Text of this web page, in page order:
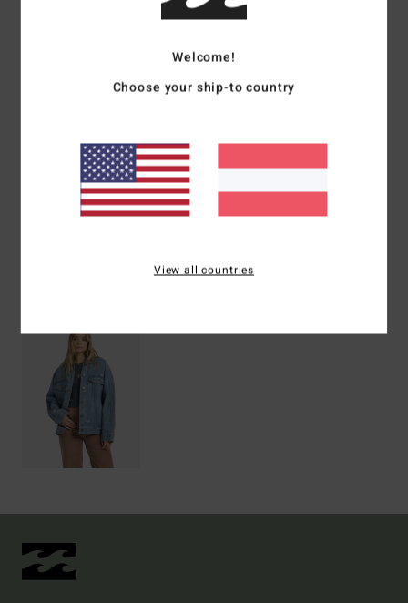
übergroße Passform
Seitliche Leistentaschen
Zusammensetzung[Hauptstoff] 100 % Baumwolle
Versand & Rückversand
Welcome!
Choose your ship-to country
View all countries